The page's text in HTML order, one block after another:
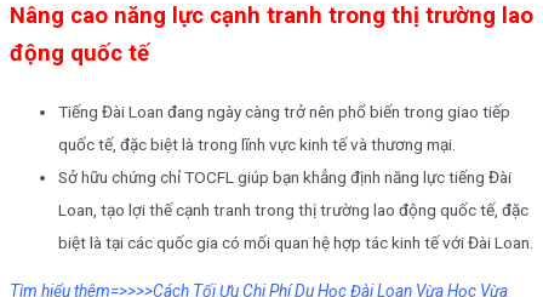
Nâng cao năng lực cạnh tranh trong thị trường lao
động quốc tế
Tiếng Đài Loan đang ngày càng trở nên phổ biến trong giao tiếp
quốc tế, đặc biệt là trong lĩnh vực kinh tế và thương mại.
Sở hữu chứng chỉ TOCFL giúp bạn khẳng định năng lực tiếng Đài
Loan, tạo lợi thế cạnh tranh trong thị trường lao động quốc tế, đặc
biệt là tại các quốc gia có mối quan hệ hợp tác kinh tế với Đài Loan.
Tìm hiểu thêm=>>>>Cách Tối Ưu Chi Phí Du Học Đài Loan Vừa Học Vừa